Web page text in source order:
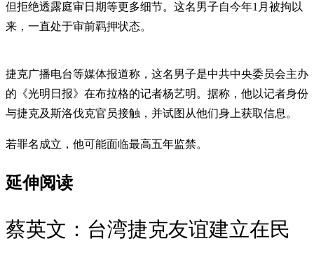
但拒绝透露庭审日期等更多细节。这名男子自今年1月被拘以
来，一直处于审前羁押状态。
捷克广播电台等媒体报道称，这名男子是中共中央委员会主办
的《光明日报》在布拉格的记者杨艺明。据称，他以记者身份
与捷克及斯洛伐克官员接触，并试图从他们身上获取信息。
若罪名成立，他可能面临最高五年监禁。
延伸阅读
蔡英文：台湾捷克友谊建立在民